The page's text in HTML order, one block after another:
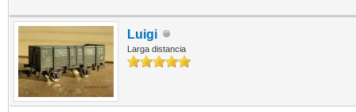
Luigi
Larga distancia